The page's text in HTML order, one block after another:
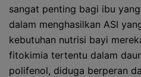
sangat penting bagi ibu
dalam menghasilkan ASI
kebutuhan nutrisi bayi
fitokimia tertentu dalam
polifenol, diduga berperan